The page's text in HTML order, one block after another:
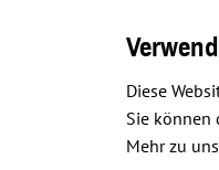
Diese
Sie können
Mehr zu